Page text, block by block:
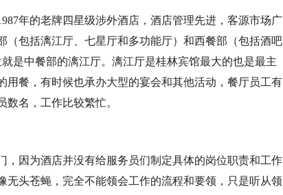
年的老牌四星级涉外酒店，酒店管理先进，客源市场广
（包括漓江厅、七星厅和多功能厅）和西餐部（包括酒吧
是中餐部的漓江厅。漓江厅是桂林宾馆最大的也是最主
用餐，有时候也承办大型的宴会和其他活动，餐厅员工有
名，工作比较繁忙。
，因为酒店并没有给服务员们制定具体的岗位职责和工作
无头苍蝇，完全不能领会工作的流程和要领，只是听从领